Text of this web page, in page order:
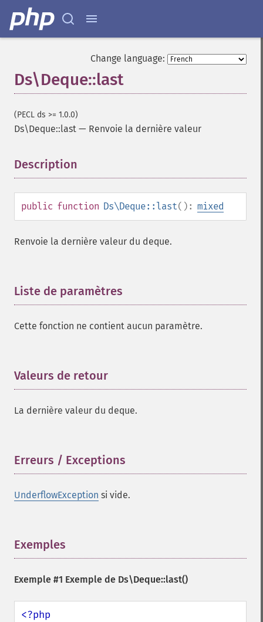
Change language:
Ds\Deque::last
(PECL ds >= 1.0.0)
Ds\Deque::last — Renvoie la dernière valeur
Description
public function Ds\Deque::last(): mixed
Renvoie la dernière valeur du deque.
Liste de paramètres
Cette fonction ne contient aucun paramètre.
Valeurs de retour
La dernière valeur du deque.
Erreurs / Exceptions
UnderflowException si vide.
Exemples
Exemple #1 Exemple de Ds\Deque::last()
<?php